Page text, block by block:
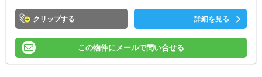
クリップ 詳細を見る
この物件にメールで問い合せる